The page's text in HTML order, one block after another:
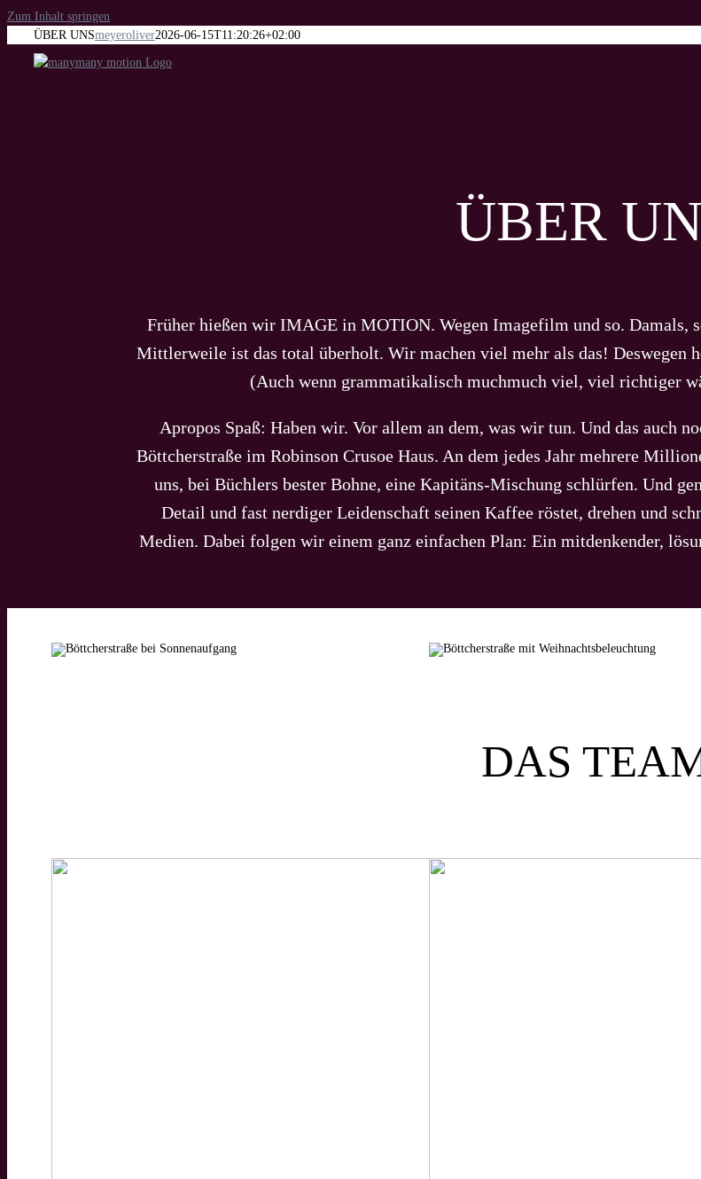
Zum Inhalt springen
ÜBER UNSmeyeroliver2026-06-15T11:20:26+02:00
ÜBER
Früher hießen wir IMAGE in MOTION. Wegen Imagefilm und so. Damals,
Mittlerweile ist das total überholt. Wir machen viel mehr als das! Deswegen
(Auch wenn grammatikalisch muchmuch viel, viel richtiger
Apropos Spaß: Haben wir. Vor allem an dem, was wir tun. Und das auch
Böttcherstraße im Robinson Crusoe Haus. An dem jedes Jahr mehrere
uns, bei Büchlers bester Bohne, eine Kapitäns-Mischung schlürfen. Und
Detail und fast nerdiger Leidenschaft seinen Kaffee röstet, drehen und
Medien. Dabei folgen wir einem ganz einfachen Plan: Ein mitdenkender,
DAS